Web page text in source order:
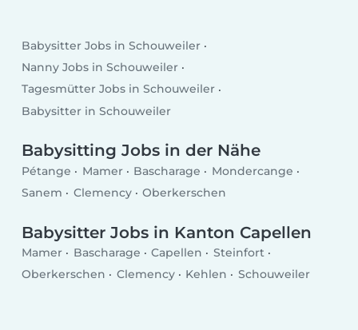
Babysitter Jobs in Schouweiler
Nanny Jobs in Schouweiler
Tagesmütter Jobs in Schouweiler
Babysitter in Schouweiler
Babysitting Jobs in der Nähe
Pétange Mamer Bascharage
Mondercange
Sanem
Clemency Oberkerschen
Babysitter Jobs in Kanton Capellen
Mamer Bascharage Capellen
Steinfort
Oberkerschen
Clemency Kehlen Schouweiler